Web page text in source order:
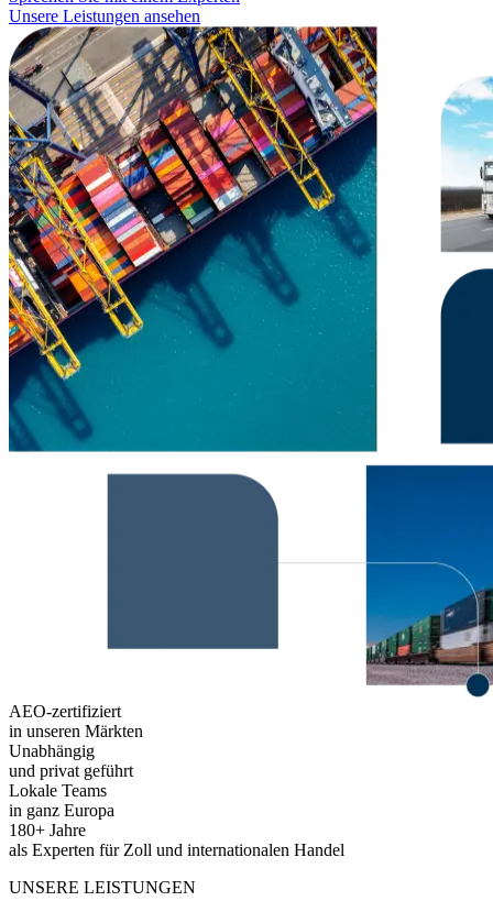
Unsere Leistungen ansehen
AEO-zertifiziert
in unseren Märkten
Unabhängig
und privat geführt
Lokale Teams
in ganz Europa
180+ Jahre
als Experten für Zoll und internationalen Handel
UNSERE LEISTUNGEN